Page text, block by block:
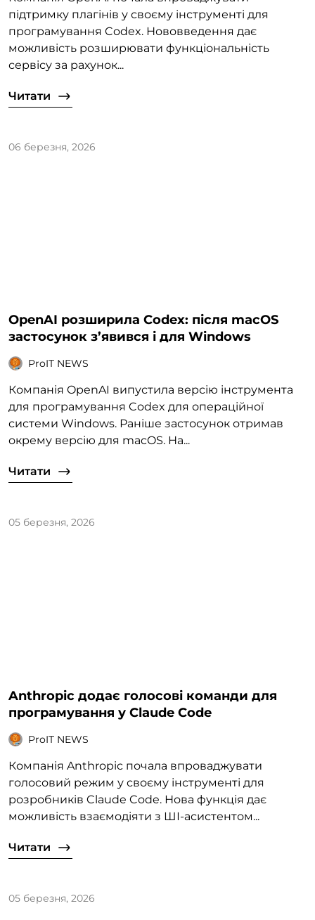
підтримку плагінів у своєму інструменті для
програмування Codex. Нововведення дає
можливість розширювати функціональність
сервісу за рахунок...
Читати
06 березня, 2026
OpenAI розширила Codex: після macOS
застосунок з’явився і для Windows
ProIT NEWS
Компанія OpenAI випустила версію інструмента
для програмування Codex для операційної
системи Windows. Раніше застосунок отримав
окрему версію для macOS. На...
Читати
05 березня, 2026
Anthropic додає голосові команди для
програмування у Claude Code
ProIT NEWS
Компанія Anthropic почала впроваджувати
голосовий режим у своєму інструменті для
розробників Claude Code. Нова функція дає
можливість взаємодіяти з ШІ-асистентом...
Читати
05 березня, 2026